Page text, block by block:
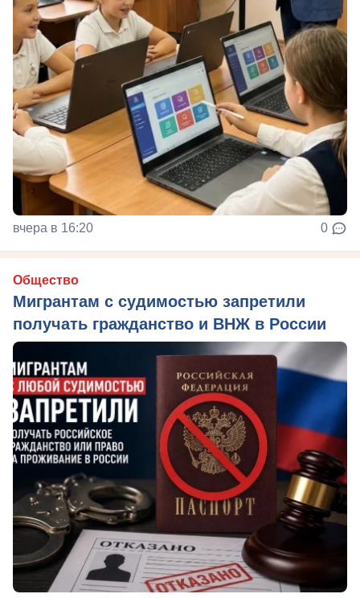
вчера в 16:20 0
Общество
Мигрантам с судимостью запретили
получать гражданство и ВНЖ в России